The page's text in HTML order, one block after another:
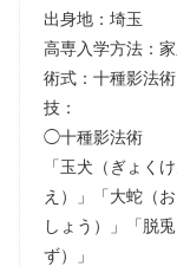
出身地：埼玉
高専入学方法：
術式：十種影法術
技：
◯十種影法術
「玉犬（ぎょく
え）」「大蛇（
しょう）」「脱
ず）」